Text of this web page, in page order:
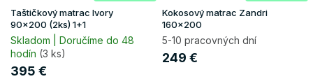
Taštičkový matrac Ivory
90x200 (2ks) 1+1
Skladom | Doručíme do 48
hodín (3 ks)
395 €
Kokosový matrac Zandri
160x200
5-10 pracovných dní
249 €